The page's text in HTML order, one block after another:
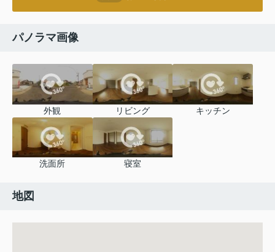
パノラマ画像
外観 リビング キッチン
洗面所 寝室
地図